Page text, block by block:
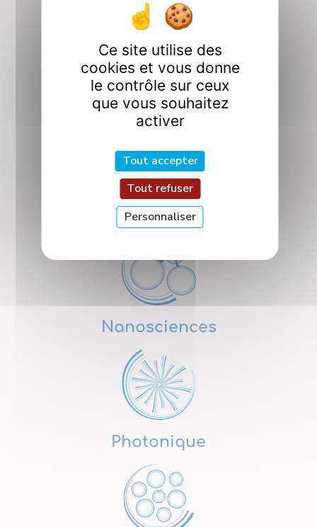
ICQ
Interactions et
Contrôle Quantiques
Interfaces
Nanosciences
Photonique
Ce site utilise des
cookies et vous donne
le contrôle sur ceux
que vous souhaitez
activer
Tout accepter
Tout refuser
Personnaliser